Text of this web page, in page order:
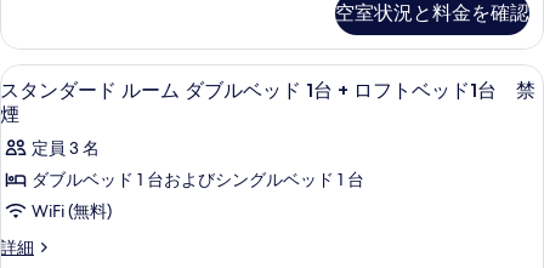
を
表
示
す
る
煙】
の
す
べ
て
の
写
煙】
詳
細
ブ
ル
【喫
煙】
の
す
べ
て
ー
ド
ダ
ブ
ル
【喫
煙】
詳
細
空室状況と料金を確認
ス
タ
ン
ダ
ー
ド
スタンダード ルーム ダブルベッド
5
スタンダード ルーム ダブルベッド 1台 + ロフトベッド1台 禁
煙
定員 3 名
ダブルベッド 1 台およびシングルベッド 1 台
WiFi (無料)
詳細
ス